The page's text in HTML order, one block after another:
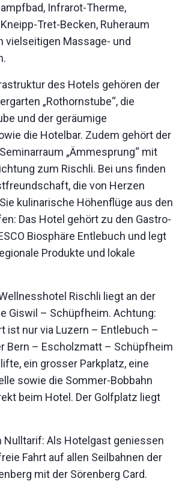
Infrarot-Therme,
Tret-Becken, Ruheraum
vielseitigen Massage- und
des Hotels gehören der
„Rothornstube“, die
und der geräumige
die Hotelbar. Zudem gehört der
„Ämmesprung“ mit
zum Rischli. Bei uns finden
die von Herzen
kulinarische Höhenflüge aus den
Das Hotel gehört zu den Gastro-
Biosphäre Entlebuch und legt
Produkte und lokale
Rischli liegt an der
Giswil – Schüpfheim. Achtung:
ist nur via Luzern – Entlebuch –
Bern – Escholzmatt – Schüpfheim
ein grosser Parkplatz, eine
sowie die Sommer-Bobbahn
beim Hotel. Der Golfplatz liegt
Nulltarif: Als Hotelgast geniessen
Fahrt auf allen Seilbahnen der
mit der Sörenberg Card.